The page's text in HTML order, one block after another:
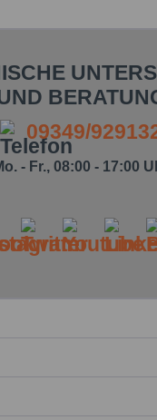
Datenschutzbestimmung
09349/
- Fr., 08:00 - 17:00